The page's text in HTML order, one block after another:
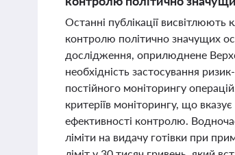
Останні публікації
контролю політично значущих
дослідження, оприлюднене
необхідність застосування
постійного моніторингу
критеріїв моніторингу, що
ефективності контролю.
ліміти на видачу готівки при